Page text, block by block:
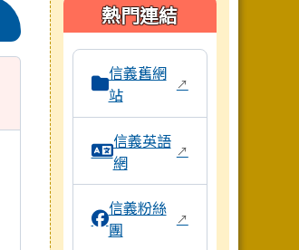
熱門連結
本區域包含校內外相關系統連結，
信義舊網
站
↗
信義英語
網
↗
信義粉絲
團
↗